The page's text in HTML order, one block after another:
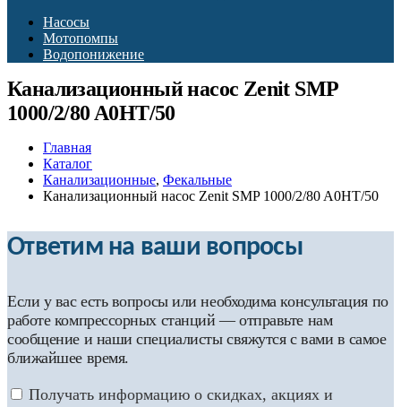
Насосы
Мотопомпы
Водопонижение
Канализационный насос Zenit SMP
1000/2/80 A0HT/50
Главная
Каталог
Канализационные, Фекальные
Канализационный насос Zenit SMP 1000/2/80 A0HT/50
Ответим на ваши вопросы
Если у вас есть вопросы или необходима консультация по
работе компрессорных станций — отправьте нам
сообщение и наши специалисты свяжутся с вами в самое
ближайшее время.
Получать информацию о скидках, акциях и